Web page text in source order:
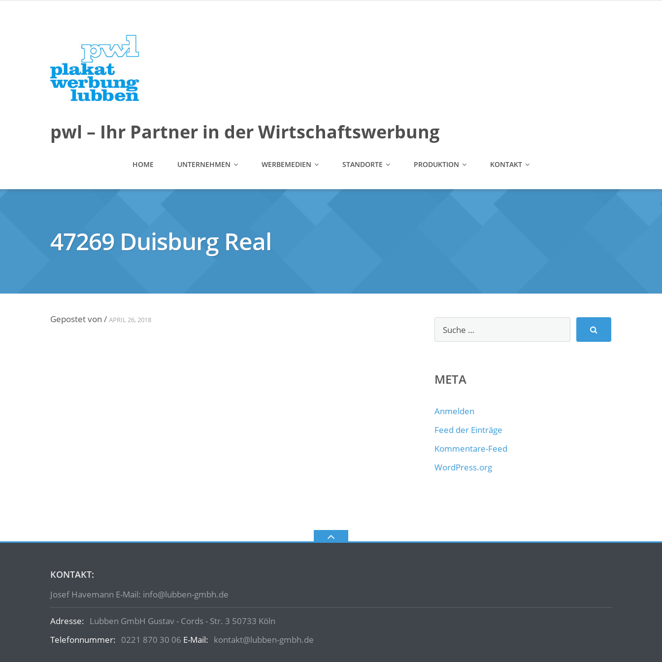
pwl – Ihr Partner in der Wirtschaftswerbung
HOME UNTERNEHMEN WERBEMEDIEN STANDORTE PRODUKTION KONTAKT
47269 Duisburg Real
Gepostet von / APRIL 26, 2018
META
Anmelden
Feed der Einträge
Kommentare-Feed
WordPress.org
KONTAKT:
Josef Havemann E-Mail: info@lubben-gmbh.de
Adresse: Lubben GmbH Gustav - Cords - Str. 3 50733 Köln
Telefonnummer: 0221 870 30 06 E-Mail: kontakt@lubben-gmbh.de